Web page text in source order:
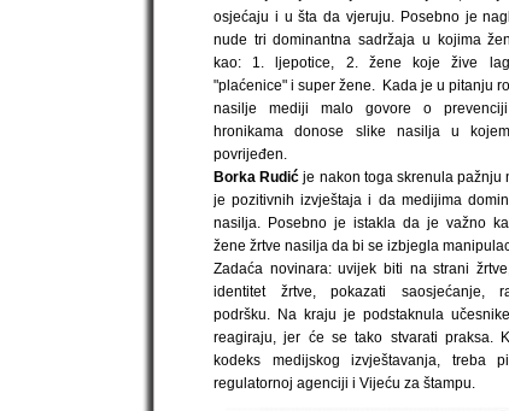
osjećaju i u šta da vjeruju. Posebno je
nude tri dominantna sadržaja u kojima
kao: 1. ljepotice, 2. žene koje žive
"plaćenice" i super žene. Kada je u pitanju
nasilje mediji malo govore o
hronikama donose slike nasilja u
povrijeđen.
Borka Rudić je nakon toga skrenula pažnju
je pozitivnih izvještaja i da medijima
nasilja. Posebno je istakla da je važno
žene žrtve nasilja da bi se izbjegla
Zadaća novinara: uvijek biti na strani
identitet žrtve, pokazati saosjećanje,
podršku. Na kraju je podstaknula
reagiraju, jer će se tako stvarati praksa.
kodeks medijskog izvještavanja, treba
regulatornoj agenciji i Vijeću za štampu.